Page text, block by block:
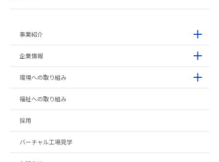
事業紹介
企業情報
環境への取り組み
福祉への取り組み
採用
バーチャル工場見学